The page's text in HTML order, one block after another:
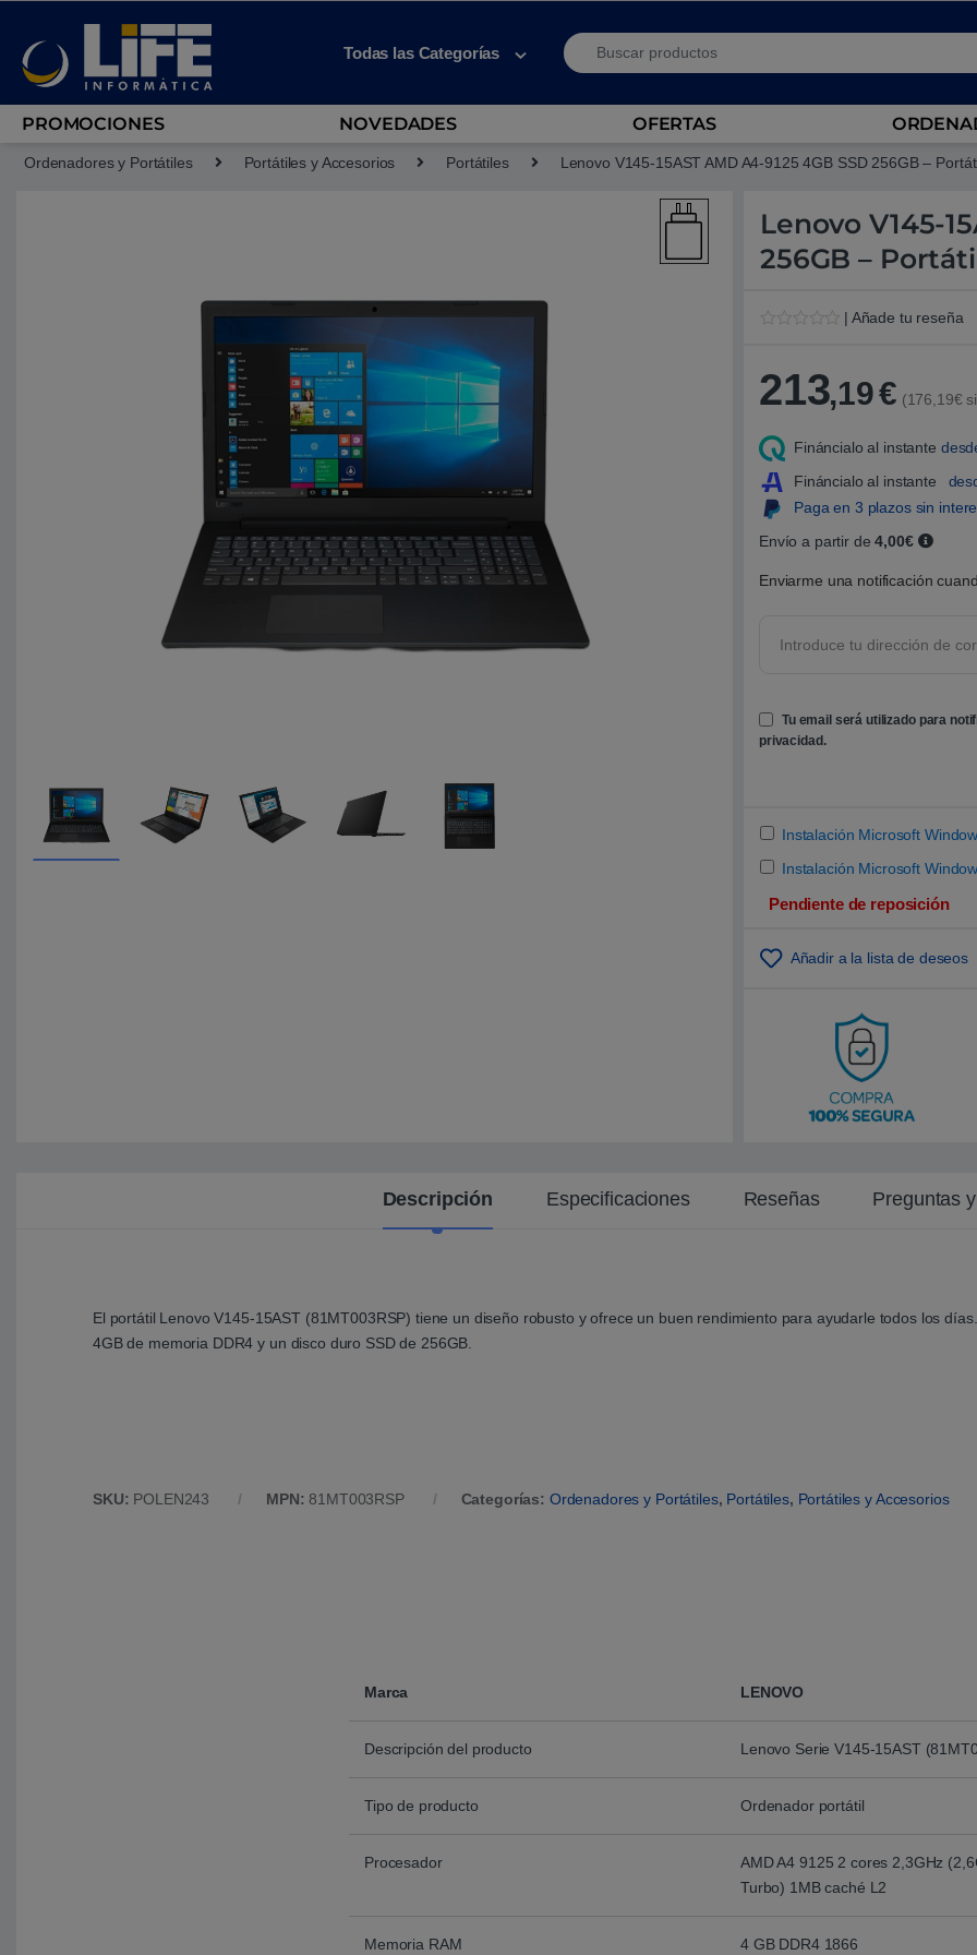
Todas las Categorías
Search for:
PROMOCIONES NOVEDADES OFERTAS
Ordenadores y Portátiles Portátiles y Accesorios Portátiles Lenovo V145-15AST AMD A4-9125 4GB SSD 256GB –
Lenovo V145-
256GB –
o
r
o
5
0
0
s
o
e
n
p
c
i
ó
n
i
e
| Añade tu reseña
213,19€ (176,19€
Fináncialo al instante
Fináncialo al instante
Paga en 3 plazos sin
Envío a partir de4,00€
Enviarme una notificación
Tu email será utilizado para
privacidad.
Instalación Microsoft
Instalación Microsoft
Pendiente de reposición
Añadir a la lista de deseos
Descripción Especificaciones Reseñas Preguntas
El portátil Lenovo V145-15AST (81MT003RSP) tiene un diseño robusto y ofrece un buen rendimiento para ayudarle todos los
4GB de memoria DDR4 y un disco duro SSD de 256GB.
SKU: POLEN243 MPN:81MT003RSP Categorías: Ordenadores y Portátiles, Portátiles, Portátiles y Accesorios
Marca LENOVO
Descripción del producto Lenovo Serie V145-15AST
Tipo de producto Ordenador portátil
Procesador
AMD A4 9125 2 cores 2,3GHz
Turbo) 1MB caché L2
Memoria RAM 4 GB DDR4 1866